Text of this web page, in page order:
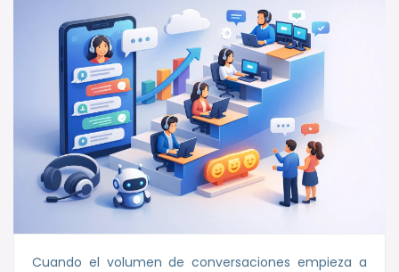
Cuando el volumen de conversaciones empieza a